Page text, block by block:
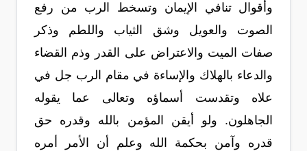
وأقوال تنافي الإيمان وتسخط الرب من رفع
الصوت والعويل وشق الثياب واللطم وذكر
صفات الميت والاعتراض على القدر وذم القضاء
والدعاء بالهلاك والإساءة في مقام الرب جل في
علاه وتقدست أسماؤه وتعالى عما يقوله
الجاهلون. ولو أيقن المؤمن بالله وقدره حق
قدره وآمن بحكمة الله وعلم أن الأمر أمره